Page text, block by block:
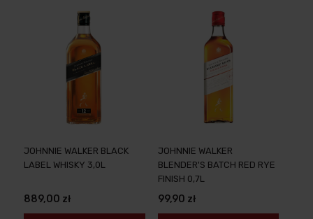
JOHNNIE WALKER BLACK
LABEL WHISKY 3,0L
889,00 zł
JOHNNIE WALKER
BLENDER'S BATCH RED RYE
FINISH 0,7L
99,90 zł